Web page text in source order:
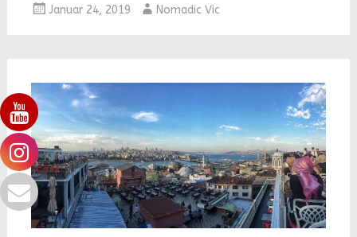
Januar 24, 2019 Nomadic Vic